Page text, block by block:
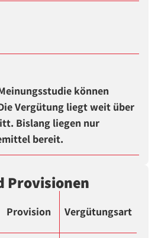
können
Vergütung liegt weit über
Bislang liegen nur
bereit.
Provisionen
Provision Vergütungsart